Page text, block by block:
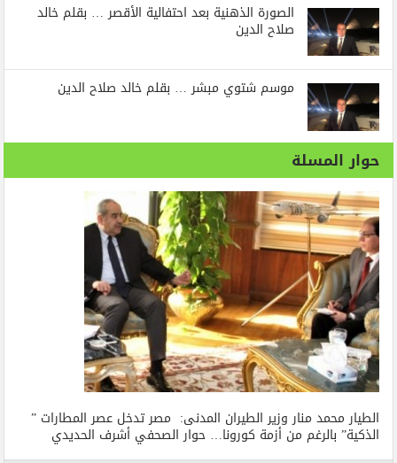
الصورة الذهنية بعد احتفالية الأقصر … بقلم خالد
صلاح الدين
موسم شتوي مبشر … بقلم خالد صلاح الدين
حوار المسلة
الطيار محمد منار وزير الطيران المدنى: مصر تدخل عصر المطارات ”
الذكية” بالرغم من أزمة كورونا… حوار الصحفي أشرف الحديدي